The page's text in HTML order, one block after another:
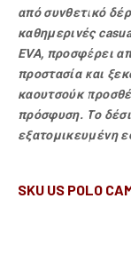
από συνθετικό
καθημερινές
EVA, προσφέρει
προστασία και
καουτσούκ
πρόσφυση. Το
εξατομικευμένη
SKU US POLO